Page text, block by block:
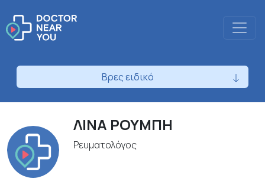
Βρες ειδικό
ΛΙΝΑ ΡΟΥΜΠΗ
Ρευματολόγος